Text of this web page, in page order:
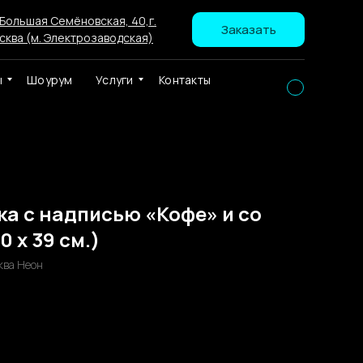
Услуги
Заказать
Семёновская, 40,г.
(м. Электрозаводская)
Контакты
Шоурум
с надписью «Кофе» и со
х 39 см.)
Неон